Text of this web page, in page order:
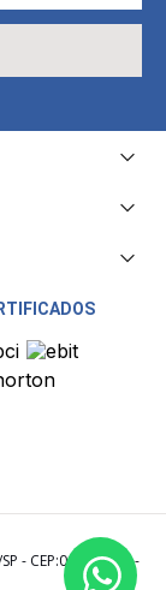
- CEP:01021-000 -